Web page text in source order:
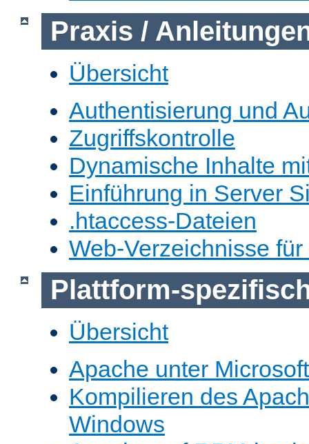
Praxis /
Übersicht
Authentisierung und
Zugriffskontrolle
Dynamische Inhalte
Einführung in Server
.htaccess-Dateien
Web-Verzeichnisse
Plattform-
Übersicht
Apache unter
Kompilieren des
Windows